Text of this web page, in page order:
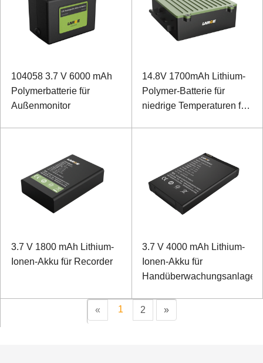
104058 3.7 V 6000 mAh
Polymerbatterie für
Außenmonitor
14.8V 1700mAh Lithium-
Polymer-Batterie für
niedrige Temperaturen für
3.7 V 1800 mAh Lithium-
Ionen-Akku für Recorder
3.7 V 4000 mAh Lithium-
Ionen-Akku für
Handüberwachungsanlage
« 1 2 »